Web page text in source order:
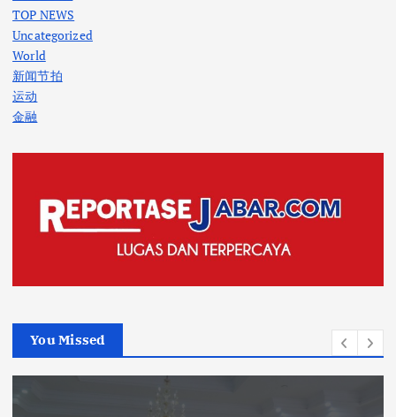
TOP NEWS
Uncategorized
World
新闻节拍
运动
金融
You Missed